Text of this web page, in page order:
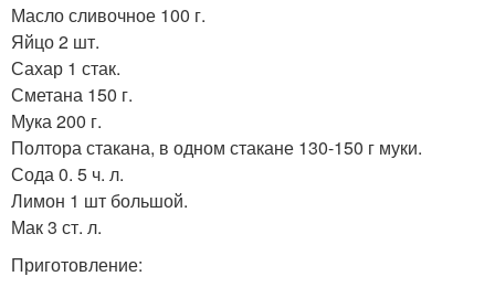
Масло сливочное 100 г.
Яйцо 2 шт.
Сахар 1 стак.
Сметана 150 г.
Мука 200 г.
Полтора стакана, в одном стакане 130-150 г муки.
Сода 0. 5 ч. л.
Лимон 1 шт большой.
Мак 3 ст. л.
Приготовление: